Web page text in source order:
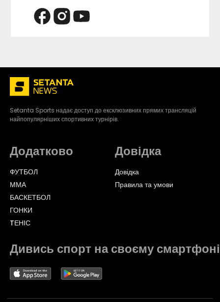
Setanta Sports надає доступ до ексклюзивних прямих трансляцій
найпопулярніших спортивних турнірів.
Додатково
ФУТБОЛ
ММА
БАСКЕТБОЛ
ГОНКИ
TЕНІС
Довідка
Довідка
Правила та умови
Дивись спорт на своєму смартфоні